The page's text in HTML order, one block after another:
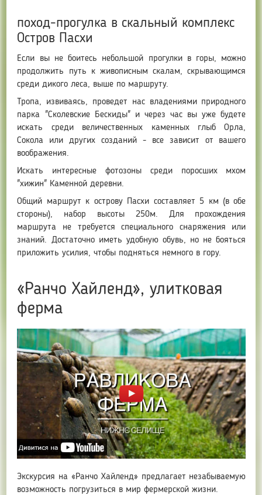
поход-прогулка в скальный комплекс
Остров Пасхи
Если вы не боитесь небольшой прогулки в горы, можно
продолжить путь к живописным скалам, скрывающимся
среди дикого леса, выше по маршруту.
Тропа, извиваясь, проведет нас владениями природного
парка "Сколевские Бескиды" и через час вы уже будете
искать среди величественных каменных глыб Орла,
Сокола или других созданий - все зависит от вашего
воображения.
Искать интересные фотозоны среди поросших мхом
"хижин" Каменной деревни.
Общий маршрут к острову Пасхи составляет 5 км (в обе
стороны), набор высоты 250м. Для прохождения
маршрута не требуется специального снаряжения или
знаний. Достаточно иметь удобную обувь, но не бояться
приложить усилия, чтобы подняться немного в гору.
«Ранчо Хайленд», улитковая
ферма
Экскурсия на «Ранчо Хайленд» предлагает незабываемую
возможность погрузиться в мир фермерской жизни.